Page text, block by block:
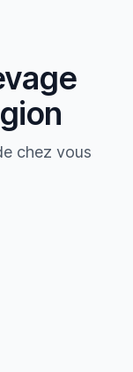
chez vous